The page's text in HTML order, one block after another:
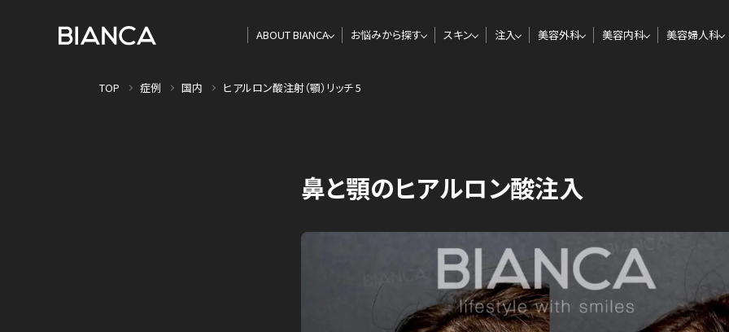
ABOUT BIANCA お悩みから探す スキン 注入 美容外科 美容内科 美容婦人科
TOP 症例 国内 ヒアルロン酸注射（顎）リッチ 5
鼻と顎のヒアルロン酸注入